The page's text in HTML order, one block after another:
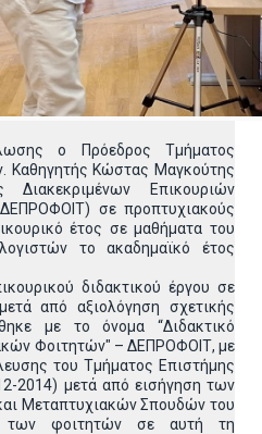
ο Πρόεδρος Τμήματος
Καθηγητής Κώστας Μαγκούτης
Διακεκριμένων Επικουριών
σε προπτυχιακούς
έτος σε μαθήματα του
το ακαδημαϊκό έτος
διδακτικού έργου σε
από αξιολόγηση σχετικής
με το όνομα “Διδακτικό
Φοιτητών" – ΔΕΠΡΟΦΟΙΤ, με
του Τμήματος Επιστήμης
2014) μετά από εισήγηση των
Μεταπτυχιακών Σπουδών του
των φοιτητών σε αυτή τη